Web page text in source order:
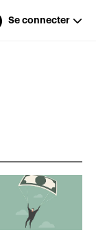
Se connecter